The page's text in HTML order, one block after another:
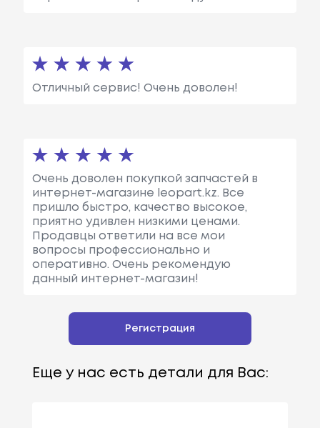
Отличный сервис! Очень доволен!
Очень доволен покупкой запчастей в
интернет-магазине leopart.kz. Все
пришло быстро, качество высокое,
приятно удивлен низкими ценами.
Продавцы ответили на все мои
вопросы профессионально и
оперативно. Очень рекомендую
данный интернет-магазин!
Регистрация
Еще у нас есть детали для Вас: